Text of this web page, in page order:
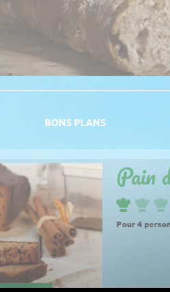
BONS PLANS
Pain
Pour 4